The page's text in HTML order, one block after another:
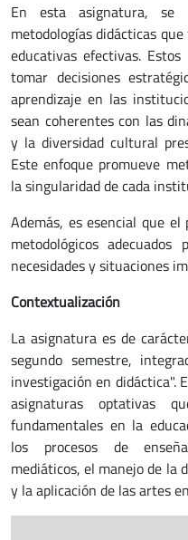
En esta asignatura, se
metodologías didácticas
educativas efectivas.
tomar decisiones
aprendizaje en las
sean coherentes con las
y la diversidad cultural
Este enfoque promueve
la singularidad de cada
Además, es esencial que el
metodológicos
necesidades y situaciones
Contextualización
La asignatura es de
segundo semestre,
investigación en didáctica".
asignaturas optativas
fundamentales en la
los procesos de
mediáticos, el manejo de la
y la aplicación de las artes